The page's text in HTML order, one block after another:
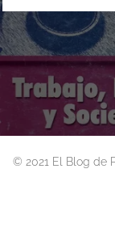
© 2021 El Blog de